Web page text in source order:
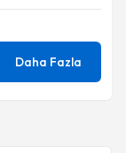
Daha Fazla